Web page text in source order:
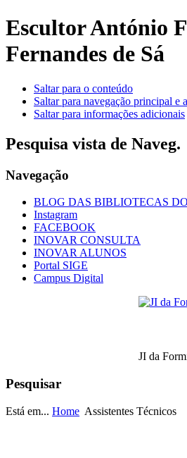
Escultor António
Fernandes de Sá
Saltar para o conteúdo
Saltar para navegação principal e
Saltar para informações adicionais
Pesquisa vista de Naveg.
Navegação
BLOG DAS BIBLIOTECAS
Instagram
FACEBOOK
INOVAR CONSULTA
INOVAR ALUNOS
Portal SIGE
Campus Digital
JI da
EB
Pesquisar
Está em... Home Assistentes Técnicos